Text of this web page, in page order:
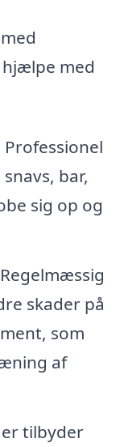
med
Professionel
bar,
sig op og
Regelmæssig
skader på
som
af
tilbyder